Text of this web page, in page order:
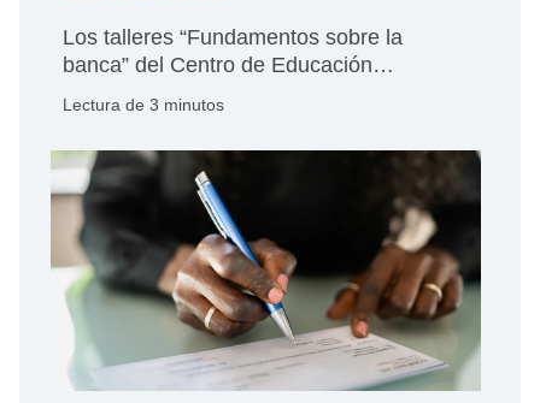
Los talleres “Fundamentos sobre la
banca” del Centro de Educación
otros temas en los centros asociados de
PNC Grow Up Great.
Lectura de 3 minutos